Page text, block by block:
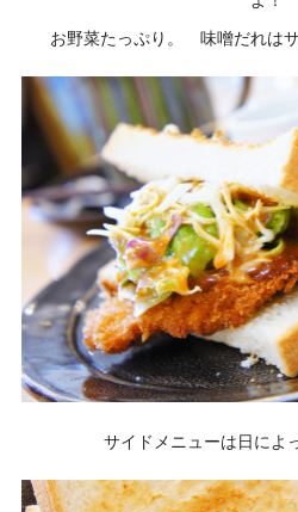
お野菜たっぷり。 味噌だれは
サイドメニューは日によ